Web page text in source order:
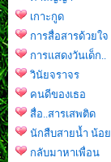
เกาะกูด
การสื่อสารด้วยใจ
การแสดงวันเด็ก..
วินัยจราจร
คนดีของเธอ
สื่อ..สารเสพติด
นักสืบสายน้ำ น้อย
กลับมาหาเพื่อน